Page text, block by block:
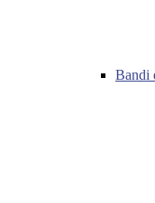
Bandi